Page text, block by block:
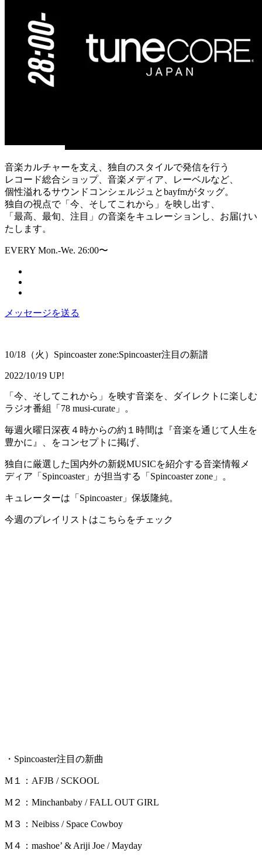
音楽カルチャーを支え、独自のスタイルで発信を行う
レコード総合ショップ、音楽メディア、レーベルなど、
個性溢れるサウンドコンシェルジュとbayfmがタッグ。
独自の視点で「今、そしてこれから」を映し出す、
「最高、最旬、注目」の音楽をキュレーションし、お届けい
たします。
EVERY Mon.-We. 26:00〜
メッセージを送る
10/18（火）Spincoaster zone:Spincoaster注目の新譜
2022/10/19 UP!
「今、そしてこれから」を映す音楽を、ダイレクトに楽しむ
ラジオ番組「78 musi-curate」。
毎週火曜日深夜４時からの約１時間は『音楽を通じて人生を
豊かに』、をコンセプトに掲げ、
独自に厳選した国内外の新鋭MUSICを紹介する音楽情報メ
ディア「Spincoaster」が担当する「Spincoaster zone」。
キュレーターは「Spincoaster」保坂隆純。
今週のプレイリストはこちらをチェック
・Spincoaster注目の新曲
M１：AFJB / SCKOOL
M２：Minchanbaby / FALL OUT GIRL
M３：Neibiss / Space Cowboy
M４：mashoe’ & Ariji Joe / Mayday